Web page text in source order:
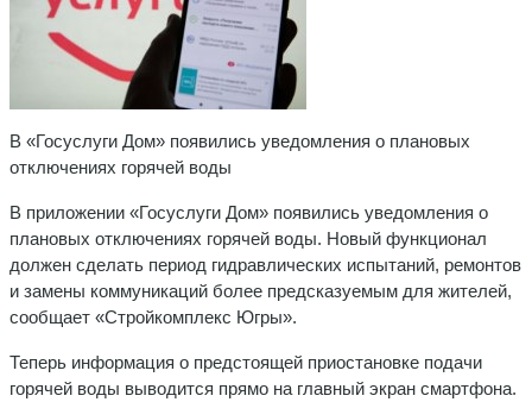
В «Госуслуги Дом» появились уведомления о плановых
отключениях горячей воды
В приложении «Госуслуги Дом» появились уведомления о
плановых отключениях горячей воды. Новый функционал
должен сделать период гидравлических испытаний, ремонтов
и замены коммуникаций более предсказуемым для жителей,
сообщает «Стройкомплекс Югры».
Теперь информация о предстоящей приостановке подачи
горячей воды выводится прямо на главный экран смартфона.